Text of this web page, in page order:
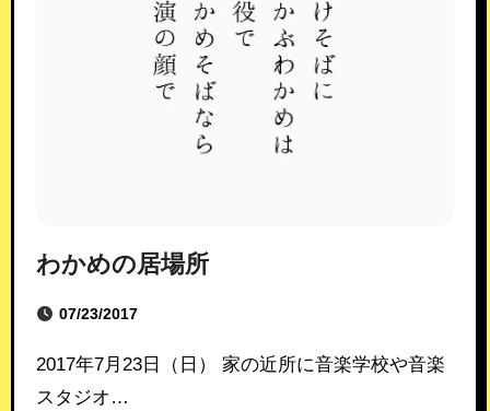
わかめの居場所
07/23/2017
2017年7月23日（日） 家の近所に音楽学校や音楽
スタジオ…